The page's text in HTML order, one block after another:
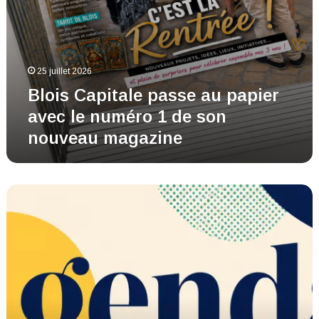
nouveau
magazine
25 juillet 2026
Blois Capitale passe au papier
avec le numéro 1 de son
nouveau magazine
Agenda
weekend
Blois